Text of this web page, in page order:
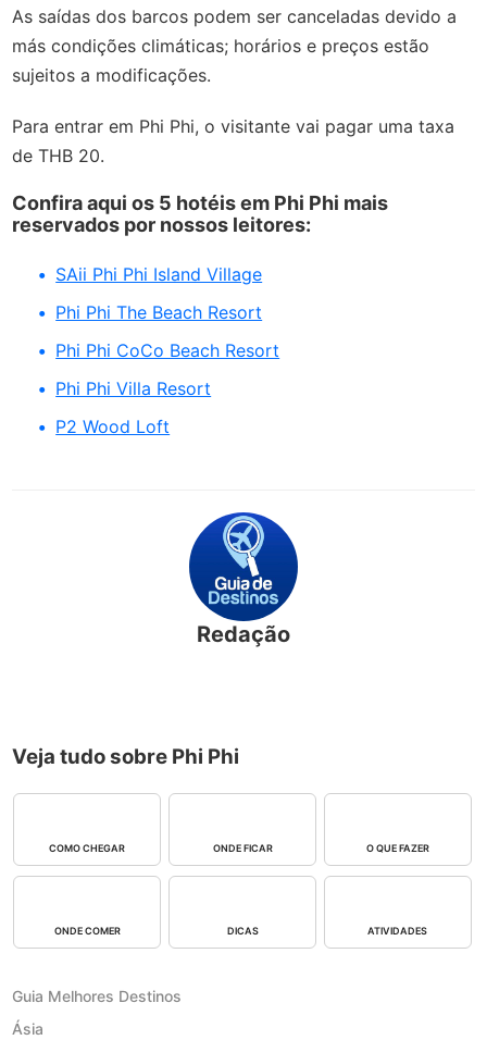
As saídas dos barcos podem ser canceladas devido a
más condições climáticas; horários e preços estão
sujeitos a modificações.
Para entrar em Phi Phi, o visitante vai pagar uma taxa
de THB 20.
Confira aqui os 5 hotéis em Phi Phi mais
reservados por nossos leitores:
SAii Phi Phi Island Village
Phi Phi The Beach Resort
Phi Phi CoCo Beach Resort
Phi Phi Villa Resort
P2 Wood Loft
Redação
Veja tudo sobre Phi Phi
COMO CHEGAR ONDE FICAR O QUE FAZER
ONDE COMER DICAS ATIVIDADES
Guia Melhores Destinos
Ásia